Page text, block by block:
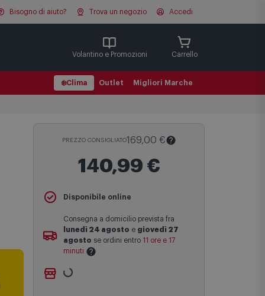
Bisogno di aiuto? Trova un negozio Accedi
Volantino e Promozioni Carrello
❄️Clima Outlet Migliori Marche
PREZZO CONSIGLIATO169,00 €
140,99 €
Il Prezzo Consigliato
vendita suggerito al pubblico dal
produttore e viene mostrato al fine di
fornire un confronto con il prezzo finale
di vendita anche in assenza di sconti.
Maggiori informazioni
Disponibile online
Consegna a domicilio prevista fra
lunedì 24 agosto e giovedì 27
agosto se ordini entro 11 ore e 17
minuti
Le date previste per la consegna sono
Ritiro gratuito presso